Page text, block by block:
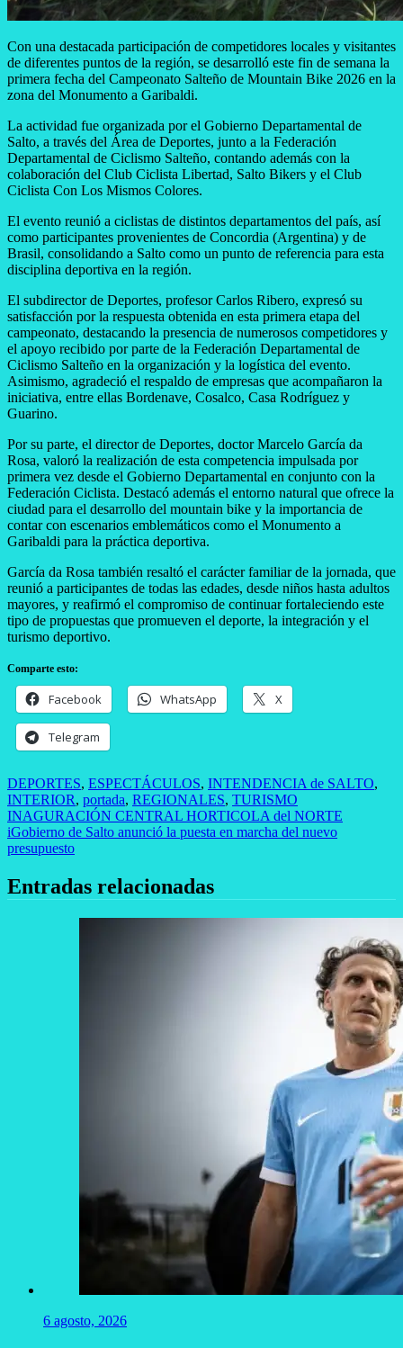
Con una destacada participación de competidores locales y visitantes
de diferentes puntos de la región, se desarrolló este fin de semana la
primera fecha del Campeonato Salteño de Mountain Bike 2026 en la
zona del Monumento a Garibaldi.
La actividad fue organizada por el Gobierno Departamental de
Salto, a través del Área de Deportes, junto a la Federación
Departamental de Ciclismo Salteño, contando además con la
colaboración del Club Ciclista Libertad, Salto Bikers y el Club
Ciclista Con Los Mismos Colores.
El evento reunió a ciclistas de distintos departamentos del país, así
como participantes provenientes de Concordia (Argentina) y de
Brasil, consolidando a Salto como un punto de referencia para esta
disciplina deportiva en la región.
El subdirector de Deportes, profesor Carlos Ribero, expresó su
satisfacción por la respuesta obtenida en esta primera etapa del
campeonato, destacando la presencia de numerosos competidores y
el apoyo recibido por parte de la Federación Departamental de
Ciclismo Salteño en la organización y la logística del evento.
Asimismo, agradeció el respaldo de empresas que acompañaron la
iniciativa, entre ellas Bordenave, Cosalco, Casa Rodríguez y
Guarino.
Por su parte, el director de Deportes, doctor Marcelo García da
Rosa, valoró la realización de esta competencia impulsada por
primera vez desde el Gobierno Departamental en conjunto con la
Federación Ciclista. Destacó además el entorno natural que ofrece la
ciudad para el desarrollo del mountain bike y la importancia de
contar con escenarios emblemáticos como el Monumento a
Garibaldi para la práctica deportiva.
García da Rosa también resaltó el carácter familiar de la jornada, que
reunió a participantes de todas las edades, desde niños hasta adultos
mayores, y reafirmó el compromiso de continuar fortaleciendo este
tipo de propuestas que promueven el deporte, la integración y el
turismo deportivo.
Comparte esto:
Facebook WhatsApp X
Telegram
DEPORTES, ESPECTÁCULOS, INTENDENCIA de SALTO,
INTERIOR, portada, REGIONALES, TURISMO
Navegación
de
INAGURACIÓN CENTRAL HORTICOLA del NORTE
iGobierno de Salto anunció la puesta en marcha del nuevo
presupuesto
Entradas relacionadas
6 agosto, 2026